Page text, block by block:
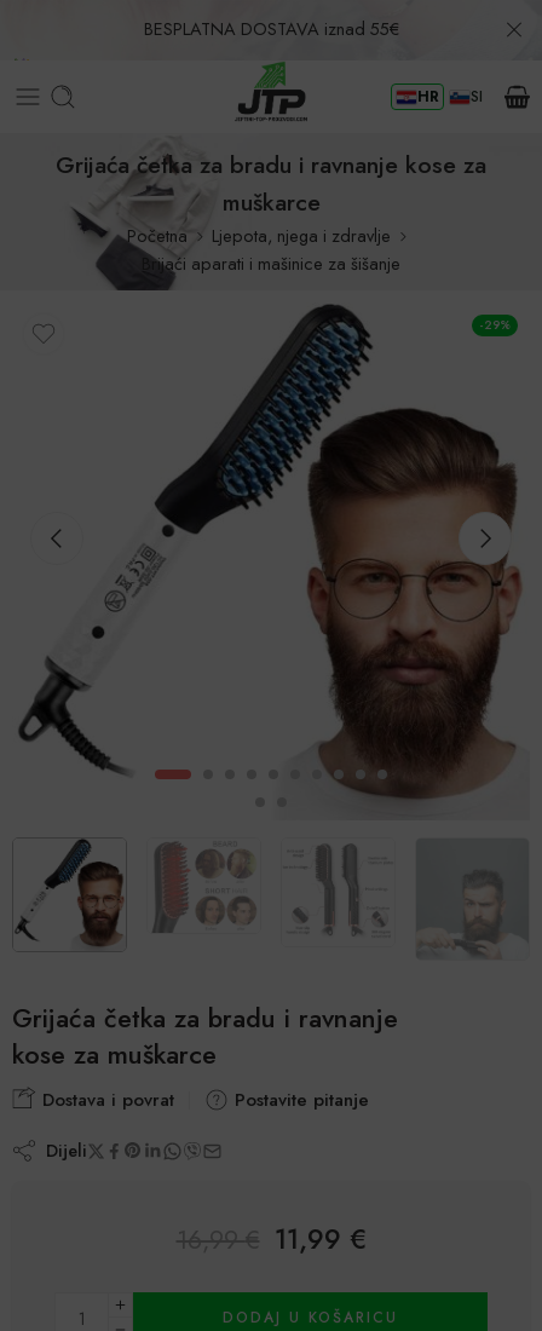
BESPLATNA DOSTAVA iznad 55€
Povrat u roku od 30 dana! HR SI
Grijaća četka za bradu i ravnanje kose za
muškarce
Početna
Ljepota, njega i zdravlje
Brijaći aparati i mašinice za šišanje
-29%
Grijaća četka za bradu i ravnanje
kose za muškarce
Dostava i povrat Postavite pitanje
Dijeli
11,99 €
DODAJ U KOŠARICU
Alternative: